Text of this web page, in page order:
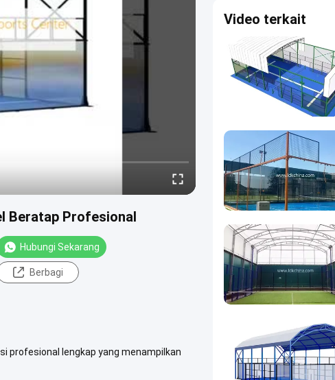
Beratap Profesional
Hubungi Sekarang
Berbagi
profesional lengkap yang menampilkan
Video terkait